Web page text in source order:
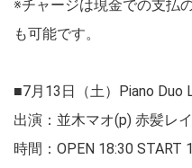
※チャージは現金での支払
も可能です。
■7月13日（土）Piano Duo
出演：並木マオ(p) 赤髪レ
時間：OPEN 18:30 START